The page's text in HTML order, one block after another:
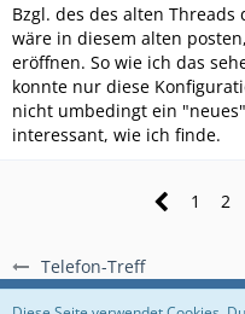
Telefon-Treff
Bzgl. des des alten
wäre in diesem alten
eröffnen. So wie ich das
konnte nur diese
nicht umbedingt ein
interessant, wie ich finde.
1 2
Regeln